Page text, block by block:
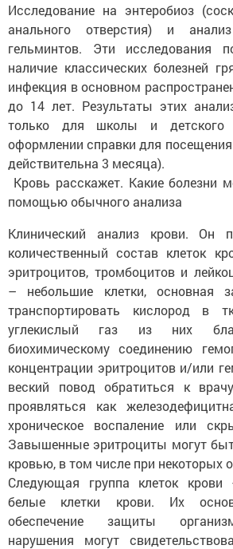
Исследование на энтеробиоз
анального отверстия) и
гельминтов. Эти исследования
наличие классических болезней
инфекция в основном
до 14 лет. Результаты этих
только для школы и
оформлении справки для
действительна 3 месяца).
Кровь расскажет. Какие болезни
помощью обычного анализа
Клинический анализ крови. Он
количественный состав клеток
эритроцитов, тромбоцитов и
– небольшие клетки, основная
транспортировать кислород в
углекислый газ из них
биохимическому соединению
концентрации эритроцитов и/или
веский повод обратиться к
проявляться как
хроническое воспаление или
Завышенные эритроциты могут
кровью, в том числе при некоторых
Следующая группа клеток
белые клетки крови. Их
обеспечение защиты
нарушения могут